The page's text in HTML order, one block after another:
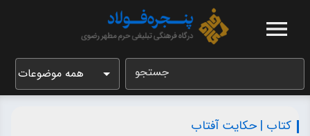
جستجو همه موضوعات
کتاب | حکایت آفتاب